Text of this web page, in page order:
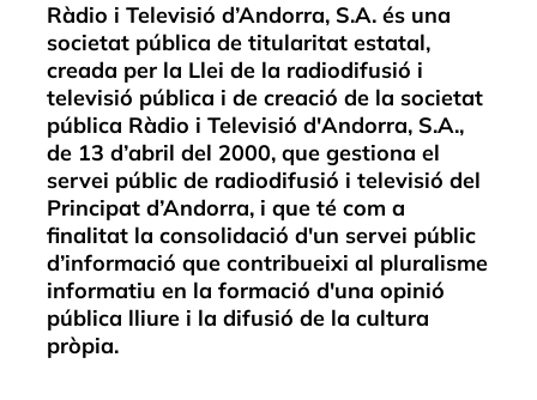
Ràdio i Televisió d’Andorra, S.A. és una
societat pública de titularitat estatal,
creada per la Llei de la radiodifusió i
televisió pública i de creació de la societat
pública Ràdio i Televisió d'Andorra, S.A.,
de 13 d’abril del 2000, que gestiona el
servei públic de radiodifusió i televisió del
Principat d’Andorra, i que té com a
finalitat la consolidació d'un servei públic
d’informació que contribueixi al pluralisme
informatiu en la formació d'una opinió
pública lliure i la difusió de la cultura
pròpia.